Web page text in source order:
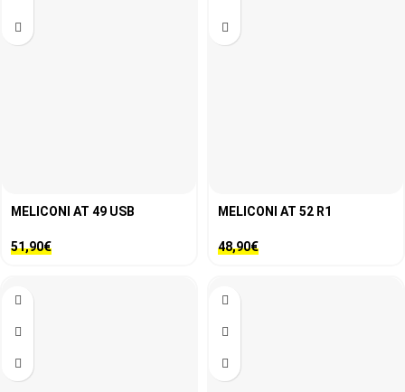
MELICONI AT 49 USB
51,90€
MELICONI AT 52 R1
48,90€